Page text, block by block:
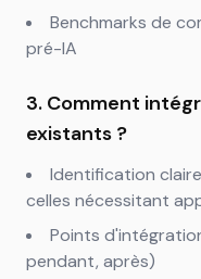
Benchmarks de
pré-IA
3. Comment
existants ?
Identification
celles nécessitant
Points
pendant, après)